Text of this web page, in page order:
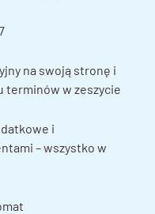
na swoją stronę i
terminów w zeszycie
i
– wszystko w